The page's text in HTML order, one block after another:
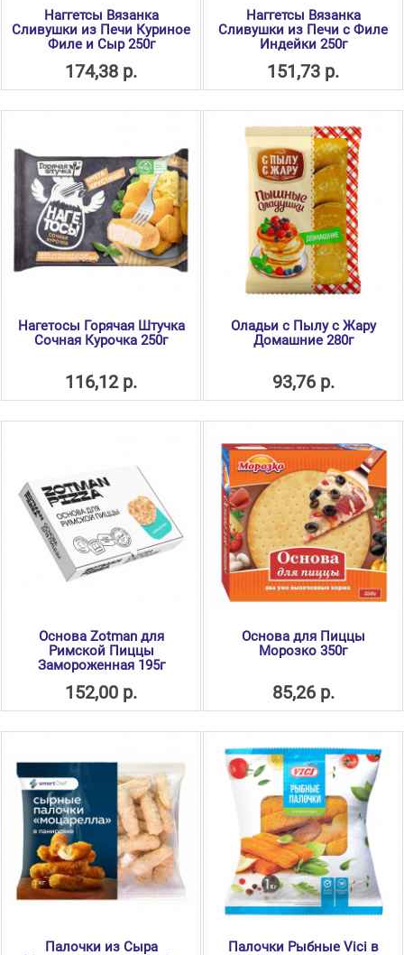
Наггетсы Вязанка
Сливушки из Печи Куриное
Филе и Сыр 250г
174,38 р.
Наггетсы Вязанка
Сливушки из Печи с Филе
Индейки 250г
151,73 р.
Нагетосы Горячая Штучка
Сочная Курочка 250г
116,12 р.
Оладьи с Пылу с Жару
Домашние 280г
93,76 р.
Основа Zotman для
Римской Пиццы
Замороженная 195г
152,00 р.
Основа для Пиццы
Морозко 350г
85,26 р.
Палочки из Сыра
Палочки Рыбные Vici в